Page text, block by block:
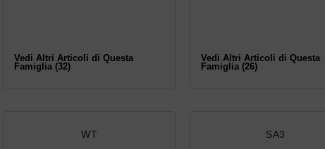
Vedi Altri Articoli di Questa
Famiglia (32)
Vedi Altri Articoli di Questa
Famiglia (26)
WT
SA3